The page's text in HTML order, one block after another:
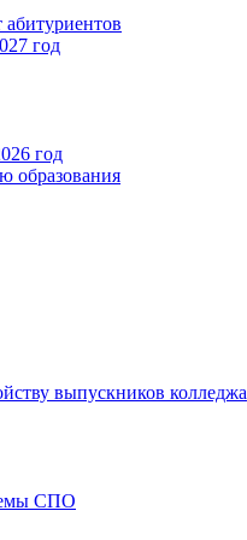
год
год
образования
выпускников колледжа
СПО